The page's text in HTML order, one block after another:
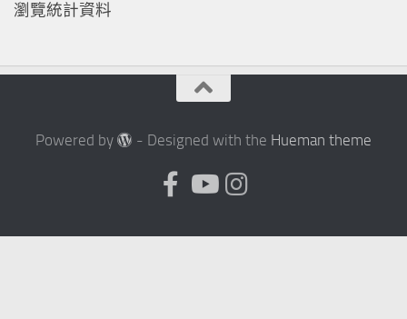
瀏覽統計資料
Powered by - Designed with the Hueman theme